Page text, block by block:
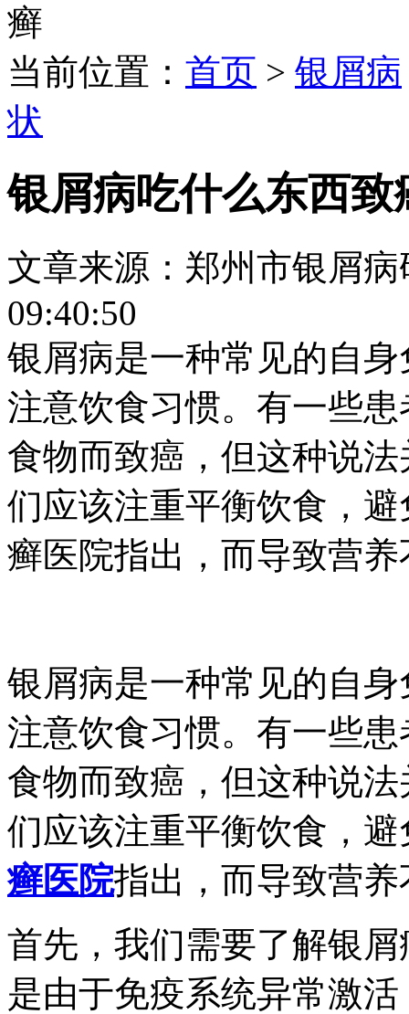
癣
当前位置： 首页 > 银屑病
状
银屑病吃什么东西致
文章来源：郑州市银屑
09:40:50
银屑病是一种常见的自
注意饮食习惯。有一些
食物而致癌，但这种说
们应该注重平衡饮食，
癣医院指出，而导致营
银屑病是一种常见的自
注意饮食习惯。有一些
食物而致癌，但这种说
们应该注重平衡饮食，
癣医院指出，而导致营
首先，我们需要了解银
是由于免疫系统异常激